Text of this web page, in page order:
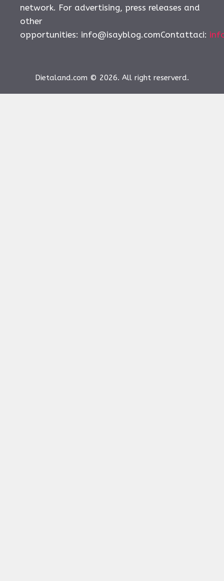
network. For advertising, press releases and
other
opportunities: info@isayblog.comContattaci:
Dietaland.com © 2026. All right reserverd.